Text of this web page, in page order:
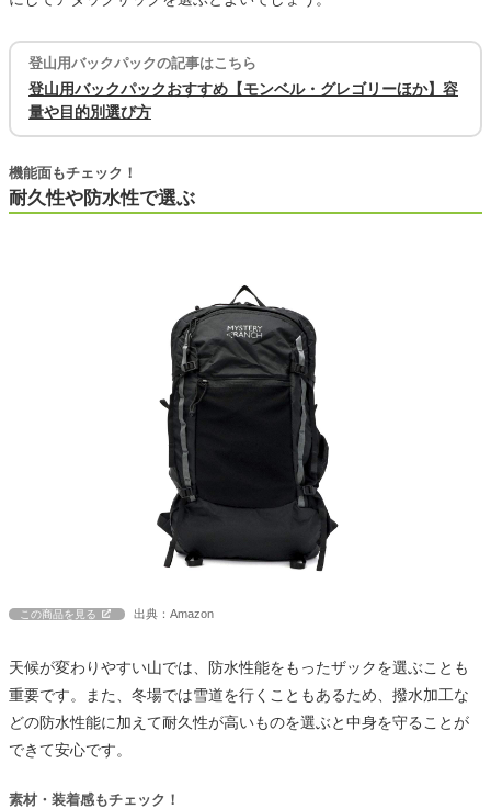
登山用バックパックの記事はこちら
登山用バックパックおすすめ【モンベル・グレゴリーほか】容
量や目的別選び方
耐久性や防水性で選ぶ
機能面もチェック！
この商品を見る 出典：Amazon
天候が変わりやすい山では、防水性能をもったザックを選ぶことも
重要です。また、冬場では雪道を行くこともあるため、撥水加工な
どの防水性能に加えて耐久性が高いものを選ぶと中身を守ることが
できて安心です。
素材・装着感もチェック！